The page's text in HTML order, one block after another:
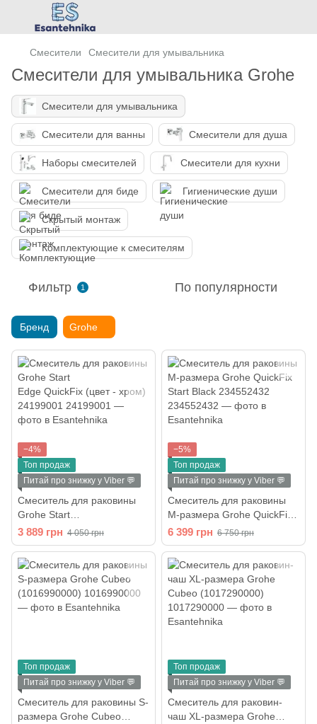
Смесители Смесители для умывальника
Смесители для умывальника Grohe
Смесители для умывальника
Смесители для ванны Смесители для душа
Наборы смесителей Смесители для кухни
Смесители для биде Гигиенические души
Скрытый монтаж
Комплектующие к смесителям
Фильтр 1 По популярности
Бренд Grohe
−4%
Топ продаж
Питай про знижку у Viber 💬
Смеситель для раковины
Grohe Start
Edge QuickFix (цвет - хром)
24199001
3 889 грн 4 050 грн
−5%
Топ продаж
Питай про знижку у Viber 💬
Смеситель для раковины
M-размера Grohe QuickFix
Start Black 234552432
6 399 грн 6 750 грн
Топ продаж
Питай про знижку у Viber 💬
Смеситель для раковины S-
размера Grohe Cubeo
Топ продаж
Питай про знижку у Viber 💬
Смеситель для раковин-
чаш XL-размера Grohe